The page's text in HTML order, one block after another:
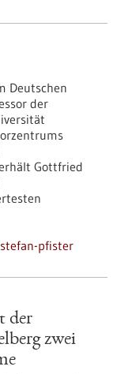
Deutschen
der
Gottfried
pfister
der
zwei